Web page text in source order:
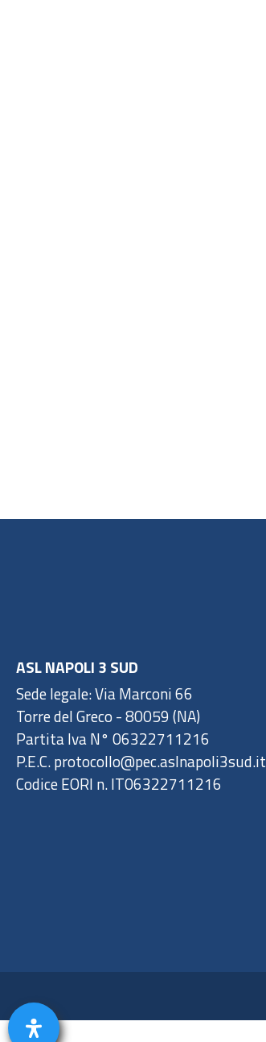
ASL NAPOLI 3 SUD
Sede legale: Via Marconi 66
Torre del Greco - 80059 (NA)
Partita Iva N° 06322711216
P.E.C. protocollo@pec.aslnapoli3sud.it
Codice EORI n. IT06322711216